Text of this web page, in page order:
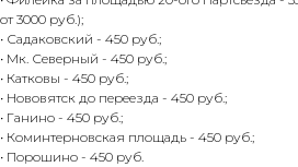
от 3000 руб.);
• Садаковский - 450 руб.;
• Мк. Северный - 450 руб.;
• Катковы - 450 руб.;
• Нововятск до переезда - 450 руб.;
• Ганино - 450 руб.;
• Коминтерновская площадь - 450 руб.;
• Порошино - 450 руб.